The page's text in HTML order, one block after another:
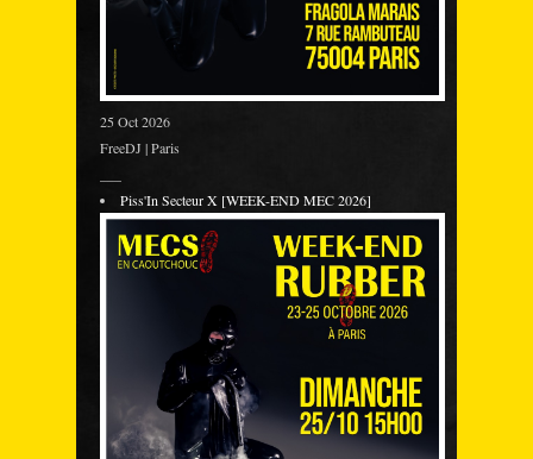
25 Oct 2026
FreeDJ | Paris
Piss'In Secteur X [WEEK-END MEC 2026]